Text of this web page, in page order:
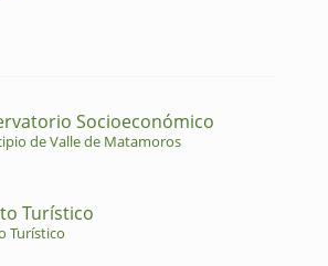
Socioeconómico
de Valle de Matamoros
Turístico
Turístico